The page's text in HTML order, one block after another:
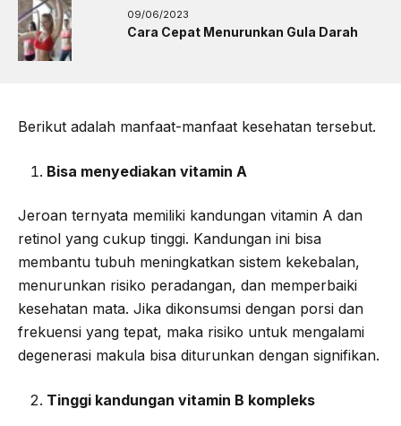
09/06/2023
Cara Cepat Menurunkan Gula Darah
Berikut adalah manfaat-manfaat kesehatan tersebut.
Bisa menyediakan vitamin A
Jeroan ternyata memiliki kandungan vitamin A dan
retinol yang cukup tinggi. Kandungan ini bisa
membantu tubuh meningkatkan sistem kekebalan,
menurunkan risiko peradangan, dan memperbaiki
kesehatan mata. Jika dikonsumsi dengan porsi dan
frekuensi yang tepat, maka risiko untuk mengalami
degenerasi makula bisa diturunkan dengan signifikan.
Tinggi kandungan vitamin B kompleks